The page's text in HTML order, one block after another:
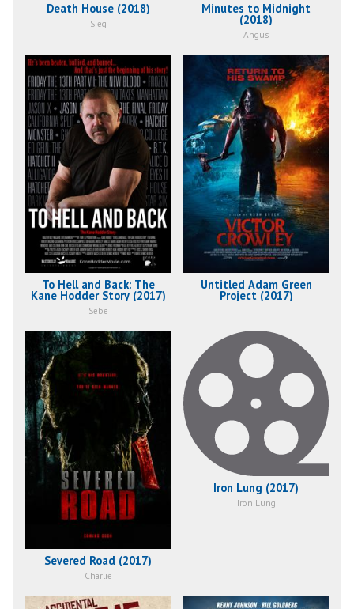
Death House (2018)
Sieg
Minutes to Midnight
(2018)
Angus
To Hell and Back: The
Kane Hodder Story (2017)
Sebe
Untitled Adam Green
Project (2017)
Severed Road (2017)
Charlie
Iron Lung (2017)
Iron Lung